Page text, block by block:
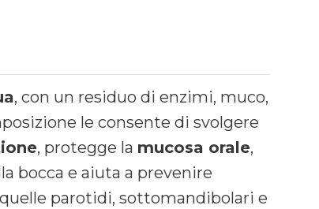
, con un residuo di enzimi, muco,
le consente di svolgere
, protegge la mucosa orale,
bocca e aiuta a prevenire
parotidi, sottomandibolari e